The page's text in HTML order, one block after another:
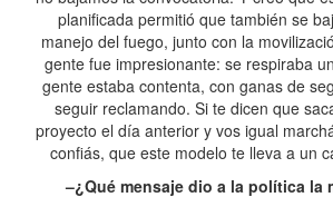
planificada permitió que también se
manejo del fuego, junto con la
gente fue impresionante: se respiraba
gente estaba contenta, con ganas de
seguir reclamando. Si te dicen que
proyecto el día anterior y vos igual
confiás, que este modelo te lleva a un
–¿Qué mensaje dio a la política la